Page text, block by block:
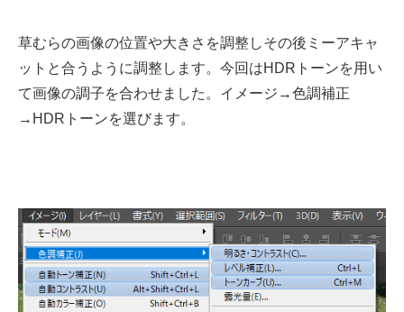
草むらの画像の位置や大きさを調整しその後ミーアキャ
ットと合うように調整します。今回はHDRトーンを用い
て画像の調子を合わせました。イメージ→色調補正
→HDRトーンを選びます。